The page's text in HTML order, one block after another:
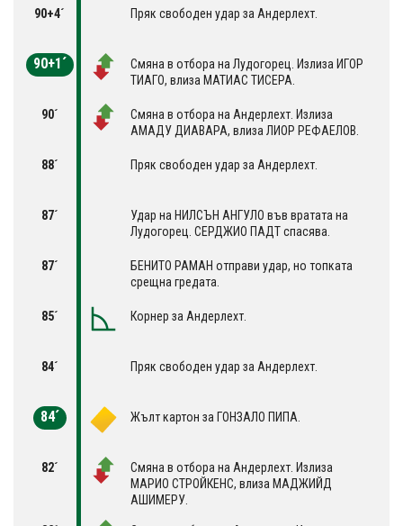
90+4´ Пряк свободен удар за Андерлехт.
90+1´
Смяна в отбора на Лудогорец. Излиза ИГОР
ТИАГО, влиза МАТИАС ТИСЕРА.
90´
Смяна в отбора на Андерлехт. Излиза
АМАДУ ДИАВАРА, влиза ЛИОР РЕФАЕЛОВ.
88´ Пряк свободен удар за Андерлехт.
87´
Удар на НИЛСЪН АНГУЛО във вратата на
Лудогорец. СЕРДЖИО ПАДТ спасява.
87´
БЕНИТО РАМАН отправи удар, но топката
срещна гредата.
85´ Корнер за Андерлехт.
84´ Пряк свободен удар за Андерлехт.
84´ Жълт картон за ГОНЗАЛО ПИПА.
82´
Смяна в отбора на Андерлехт. Излиза
МАРИО СТРОЙКЕНС, влиза МАДЖИЙД
АШИМЕРУ.